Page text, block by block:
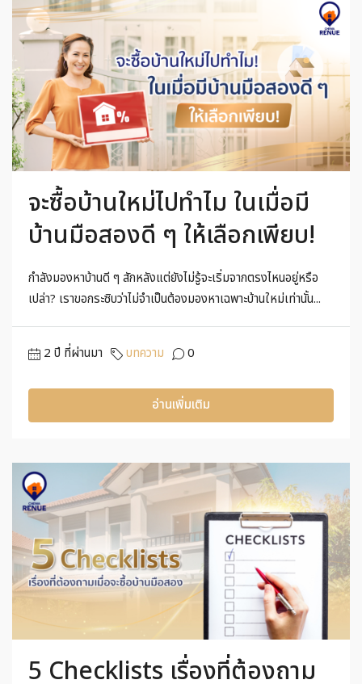
จะซื้อบ้านใหม่ไปทำไม ในเมื่อมี
บ้านมือสองดี ๆ ให้เลือกเพียบ!
กำลังมองหาบ้านดี ๆ สักหลังแต่ยังไม่รู้จะเริ่มจากตรงไหนอยู่หรือ
เปล่า? เราขอกระซิบว่าไม่จำเป็นต้องมองหาเฉพาะบ้านใหม่เท่านั้น...
2 ปี ที่ผ่านมา บทความ 0
อ่านเพิ่มเติม
5 Checklists เรื่องที่ต้องถาม